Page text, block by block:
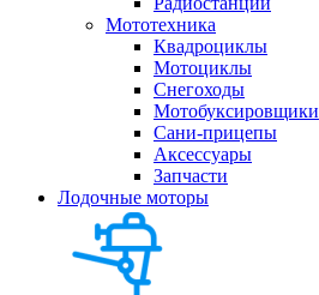
Мототехника
Квадроциклы
Мотоциклы
Снегоходы
Мотобуксировщики
Сани-прицепы
Аксессуары
Запчасти
Лодочные моторы